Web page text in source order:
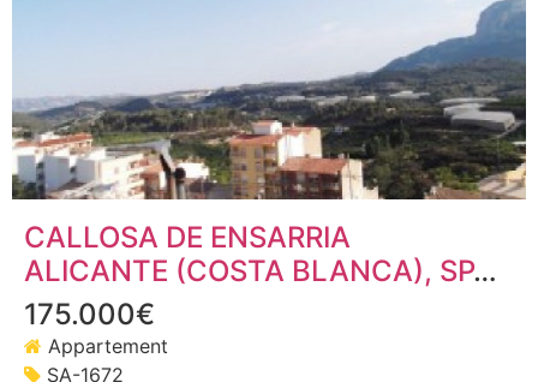
CALLOSA DE ENSARRIA
ALICANTE (COSTA BLANCA), SPANJE
175.000€
Appartement
SA-1672